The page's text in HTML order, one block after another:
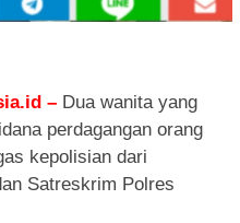
– Dua wanita yang
perdagangan orang
kepolisian dari
Satreskrim Polres